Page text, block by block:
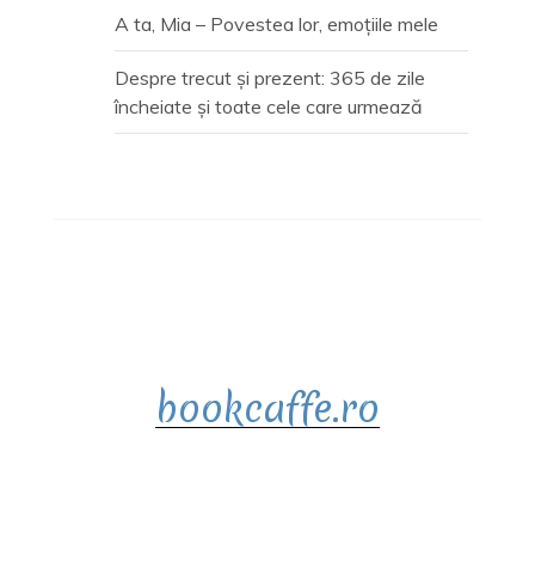
A ta, Mia – Povestea lor, emoțiile mele
Despre trecut și prezent: 365 de zile
încheiate și toate cele care urmează
bookcaffe.ro